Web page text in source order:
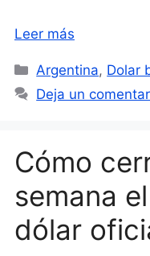
Leer más
Categorías
Argentina, Dolar
Deja un
Cómo
semana
dólar